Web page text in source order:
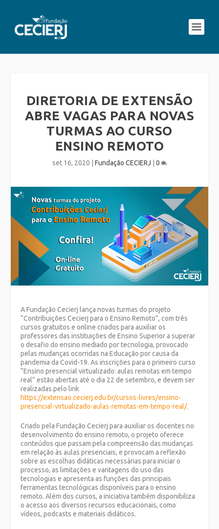
DIRETORIA DE EXTENSÃO
ABRE VAGAS PARA NOVAS
TURMAS AO CURSO
ENSINO REMOTO
set 16, 2020 Fundação CECIERJ 0
A Fundação Cecierj lança novas turmas do projeto
“Contribuições Cecierj para o Ensino Remoto”, com três
cursos gratuitos e online criados para auxiliar os
professores das instituições de Ensino Superior a superar
o desafio do ensino mediado por tecnologia, provocado
pelas mudanças ocorridas na Educação por causa da
pandemia da Covid-19. As inscrições para o primeiro curso
“Ensino presencial virtualizado: aulas remotas em tempo
real” estão abertas até o dia 22 de setembro, e devem ser
realizadas pelo link
https://extensao.cecierj.edu.br/cursos-livres/ensino-
presencial-virtualizado-aulas-remotas-em-tempo-real/.
Criado pela Fundação Cecierj para auxiliar os docentes no
desenvolvimento do ensino remoto, o projeto oferece
conteúdos que passam pela compreensão das mudanças
em relação às aulas presenciais, e provocam a reflexão
sobre as escolhas didáticas necessárias para iniciar o
processo, as limitações e vantagens do uso das
tecnologias e apresenta as funções das principais
ferramentas tecnológicas disponíveis para o ensino
remoto. Além dos cursos, a iniciativa também disponibiliza
o acesso aos diversos recursos educacionais, como
vídeos, podcasts e materiais didáticos.